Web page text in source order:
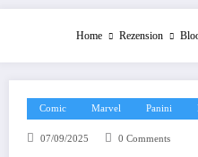
Home Rezension
Comic Marvel Panini
07/09/2025 0 Comments